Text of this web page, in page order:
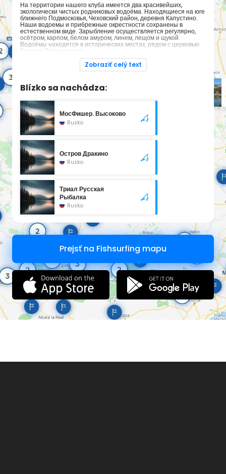
На территории нашего клуба имеется два красивейших,
экологически чистых родниковых водоёма. Находящиеся на юге
ближнего Подмосковья, Чеховский район, деревня Капустино.
Наши водоемы и прибрежные окрестности сохранены в
естественном виде. Зарыбление осуществляется регулярно,
осётром, карпом, белом амуром, линем, лещом и щукой.
Водоёмы находятся в исторических местах, рядом с церковью
Георгия Победоносца.
Многие наши гости остаются довольны отдыхом и остаются не
на один день. Со своей стороны мы гарантируем безопасность
и массу положительных эмоций от рыбалки и дикой природы.
Zobraziť celý text
Blízko sa nachádza:
МосФишер. Высоково
Rusko
Остров Дракино
Rusko
Триал Русская
Рыбалка
Rusko
Prejsť na Fishsurfing mapu